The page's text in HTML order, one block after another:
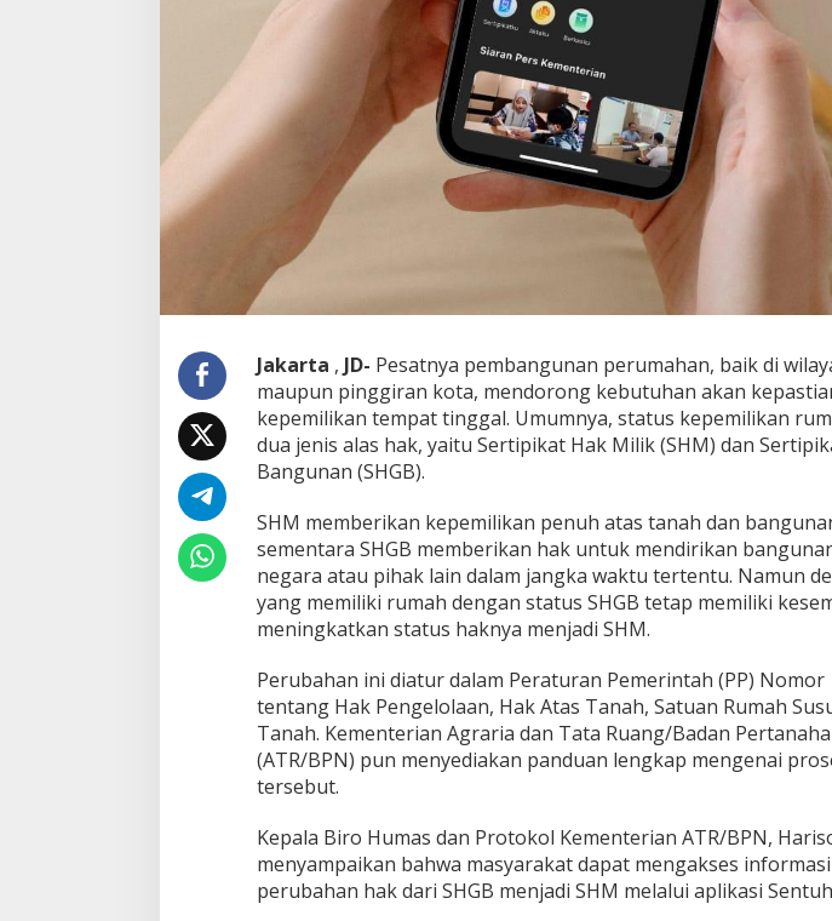
C
P
s
d
n
P
r
o
s
e
u
r
n
y
a
d
A
p
l
i
k
S
e
n
Jakarta , JD- Pesatnya pembangunan perumahan, baik di
maupun pinggiran kota, mendorong kebutuhan akan
kepemilikan tempat tinggal. Umumnya, status kepemilikan
dua jenis alas hak, yaitu Sertipikat Hak Milik (SHM) dan
Bangunan (SHGB).
SHM memberikan kepemilikan penuh atas tanah dan
sementara SHGB memberikan hak untuk mendirikan
negara atau pihak lain dalam jangka waktu tertentu. Namun
yang memiliki rumah dengan status SHGB tetap memiliki
meningkatkan status haknya menjadi SHM.
Perubahan ini diatur dalam Peraturan Pemerintah (PP) Nomor
tentang Hak Pengelolaan, Hak Atas Tanah, Satuan Rumah
Tanah. Kementerian Agraria dan Tata Ruang/Badan
(ATR/BPN) pun menyediakan panduan lengkap mengenai
tersebut.
Kepala Biro Humas dan Protokol Kementerian ATR/BPN,
menyampaikan bahwa masyarakat dapat mengakses
perubahan hak dari SHGB menjadi SHM melalui aplikasi